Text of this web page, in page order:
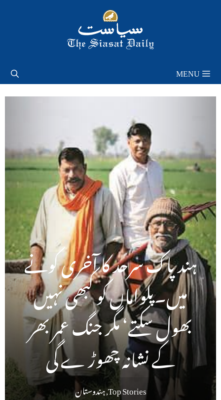
MENU
ہند پاک سرحد کا آخری کونے
میں۔پلواماں کو کبھی نہیں
بھول سکتے‘ مگر جنگ عمر بھر
کے نشانہ چھوڑ ے گی
Top Stories
,ہندوستان